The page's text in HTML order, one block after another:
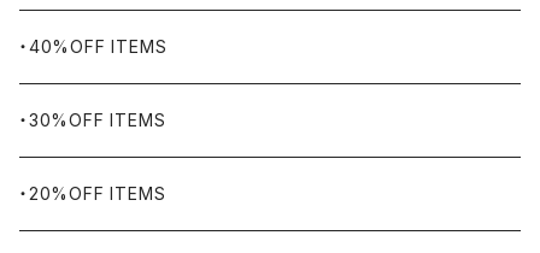
BHADUR
Bills KHAKIS
BLUCO
ネックレス・ペンダント
ピンズ・ブローチ
腕時計
アウトドア用品
ナバホラグ・ビンテージラグ
ブランケット
・40%OFF ITEMS
・30%OFF ITEMS
・20%OFF ITEMS